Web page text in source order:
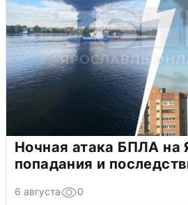
Ночная атака БПЛА на
попадания и
6 августа 0